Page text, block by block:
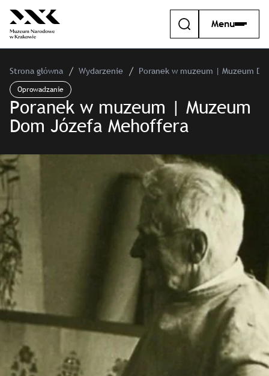
Menu
Strona główna Wydarzenie
Poranek w muzeum | Muzeum
Oprowadzanie
Poranek w muzeum | Muzeum
Dom Józefa Mehoffera